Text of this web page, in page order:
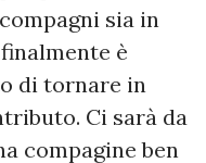
sia in
è
di tornare in
Ci sarà da
compagine ben